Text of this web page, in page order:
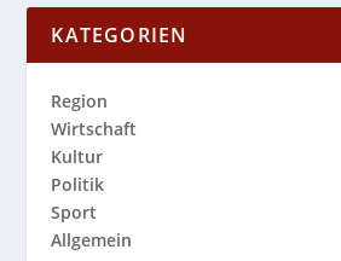
KATEGORIEN
Region
Wirtschaft
Kultur
Politik
Sport
Allgemein